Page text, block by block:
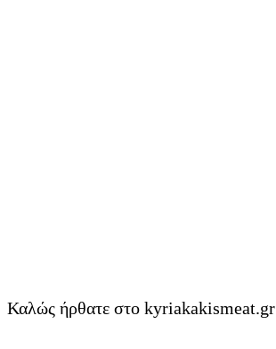
Καλώς ήρθατε στο kyriakakismeat.gr